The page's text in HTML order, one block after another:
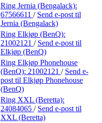
Ring Jernia (Bengalack):
67566611 / Send e-post til
Jernia (Bengalack)
Ring Elkjøp (BenQ):
21002121 / Send e-post til
Elkjøp (BenQ)
Ring Elkjøp Phonehouse
(BenQ): 21002121 / Send e-
post til Elkjøp Phonehouse
(BenQ)
Ring XXL (Beretta):
24084065 / Send e-post til
XXL (Beretta)